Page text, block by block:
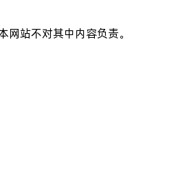
网站不对其中内容负责。